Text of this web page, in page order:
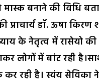
बनाने की विधि
प्राचार्य डॉ. ऊषा किरण
के नेतृत्व में रासेयो
लोगों में बांट रही
रही है। स्वंय सेविका